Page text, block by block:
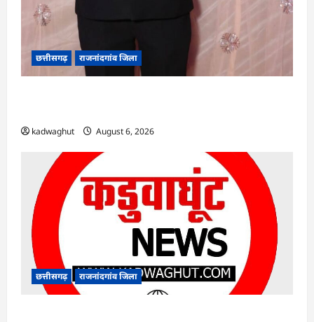
छत्तीसगढ़ राजनांदगांव जिला
kadwaghut August 6, 2026
छत्तीसगढ़ राजनांदगांव जिला